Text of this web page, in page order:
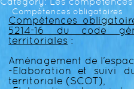
ateliers, Marché aux
Retrouvez le...
Compétences obligatoires
Compétences
5214-16 du code
territoriales :
Aménagement de
-Elaboration et suivi
territoriale (SCOT),